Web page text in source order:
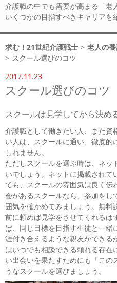
介護職の中でも需要が高まる「老
いくつかの目指すべきキャリアを
求む！21世紀介護戦士 > 老人の
> スクール選びのコツ
2017.11.23
スクール選びのコツ
スクールは見学してから決め
介護職として働きたい人、また資
い人は、スクールに通い、徹底的
しれません。
ただしスクールを選ぶ時は、ネッ
いでしょう。ネットに掲載されて
ても、スクールの雰囲気は良く
会があるスクールなら、参加を
囲気を確かめてみましょう。無
前に頼めば見学をさせてくれるは
ば、同じ目標を目指す生徒と一
涯付き合えるような親友ができる
はいつでも相談できる頼れる存在
い出会いを果たすためにも「この
うなスクールを選びましょう。